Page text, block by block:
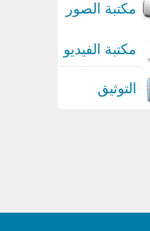
مكتبة الصور
مكتبة الفيديو
التوثيق